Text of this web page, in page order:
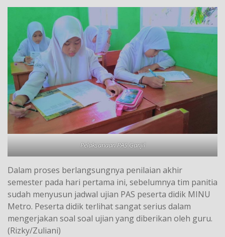
Pelaksanaan PAS Ganjil
Dalam proses berlangsungnya penilaian akhir
semester pada hari pertama ini, sebelumnya tim panitia
sudah menyusun jadwal ujian PAS peserta didik MINU
Metro. Peserta didik terlihat sangat serius dalam
mengerjakan soal soal ujian yang diberikan oleh guru.
(Rizky/Zuliani)